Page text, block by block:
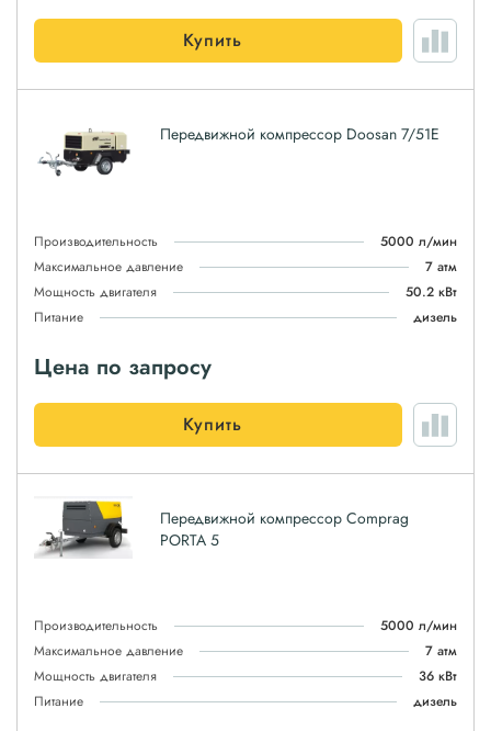
Купить
Передвижной компрессор Doosan 7/51E
Производительность
5000 л/мин
Максимальное давление
7 атм
Мощность двигателя
50.2 кВт
Питание
дизель
Цена по запросу
Купить
Передвижной компрессор Comprag
PORTA 5
Производительность
5000 л/мин
Максимальное давление
7 атм
Мощность двигателя
36 кВт
Питание
дизель